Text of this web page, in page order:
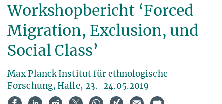
Workshopbericht ‘Forced
Migration, Exclusion, und
Social Class’
Max Planck Institut für ethnologische
Forschung, Halle, 23.-24.05.2019